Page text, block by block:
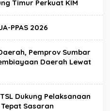
Timur Perkuat KIM
PPAS 2026
Pemprov Sumbar
Daerah Lewat
Dukung Pelaksanaan
Sasaran